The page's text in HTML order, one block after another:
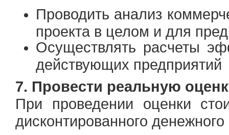
Проводить анализ
проекта в целом и для
Осуществлять расчеты
действующих предприятий
7. Провести реальную
При проведении оценки
дисконтированного денежного